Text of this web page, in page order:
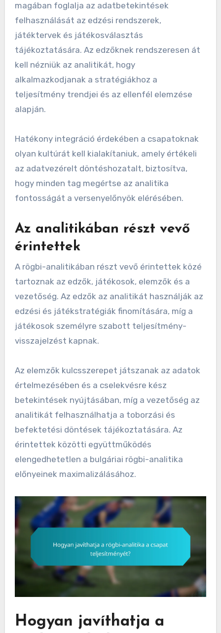
magában foglalja az adatbetekintések
felhasználását az edzési rendszerek,
játéktervek és játékosválasztás
tájékoztatására. Az edzőknek rendszeresen át
kell nézniük az analitikát, hogy
alkalmazkodjanak a stratégiákhoz a
teljesítmény trendjei és az ellenfél elemzése
alapján.
Hatékony integráció érdekében a csapatoknak
olyan kultúrát kell kialakítaniuk, amely értékeli
az adatvezérelt döntéshozatalt, biztosítva,
hogy minden tag megértse az analitika
fontosságát a versenyelőnyök elérésében.
Az analitikában részt vevő
érintettek
A rögbi-analitikában részt vevő érintettek közé
tartoznak az edzők, játékosok, elemzők és a
vezetőség. Az edzők az analitikát használják az
edzési és játékstratégiák finomítására, míg a
játékosok személyre szabott teljesítmény-
visszajelzést kapnak.
Az elemzők kulcsszerepet játszanak az adatok
értelmezésében és a cselekvésre kész
betekintések nyújtásában, míg a vezetőség az
analitikát felhasználhatja a toborzási és
befektetési döntések tájékoztatására. Az
érintettek közötti együttműködés
elengedhetetlen a bulgáriai rögbi-analitika
előnyeinek maximalizálásához.
Hogyan javíthatja a